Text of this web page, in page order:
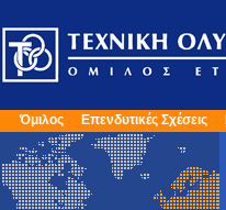
Όμιλος Επενδυτικές Σχέσεις